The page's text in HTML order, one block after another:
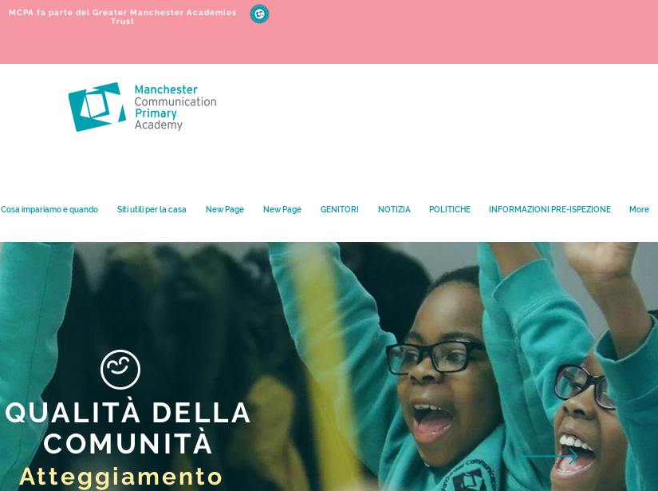
MCPA fa parte del Greater Manchester Academies
Trust
Cosa impariamo e quando Siti utili per la casa New Page New Page GENITORI NOTIZIA POLITICHE INFORMAZIONI PRE-ISPEZIONE More
QUALITÀ DELLA
COMUNITÀ
Atteggiamento